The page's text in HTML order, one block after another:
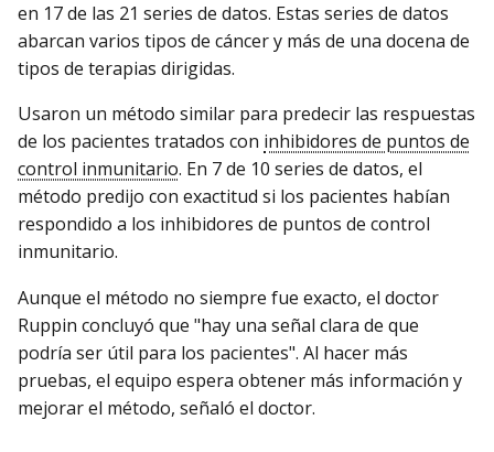
en 17 de las 21 series de datos. Estas series de datos
abarcan varios tipos de cáncer y más de una docena de
tipos de terapias dirigidas.
Usaron un método similar para predecir las respuestas
de los pacientes tratados con inhibidores de puntos de
control inmunitario. En 7 de 10 series de datos, el
método predijo con exactitud si los pacientes habían
respondido a los inhibidores de puntos de control
inmunitario.
Aunque el método no siempre fue exacto, el doctor
Ruppin concluyó que "hay una señal clara de que
podría ser útil para los pacientes". Al hacer más
pruebas, el equipo espera obtener más información y
mejorar el método, señaló el doctor.